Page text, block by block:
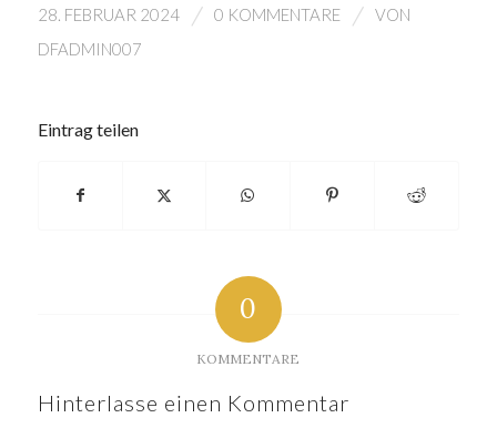
28. FEBRUAR 2024 / 0 KOMMENTARE / VON
DFADMIN007
Eintrag teilen
0
KOMMENTARE
Hinterlasse einen Kommentar